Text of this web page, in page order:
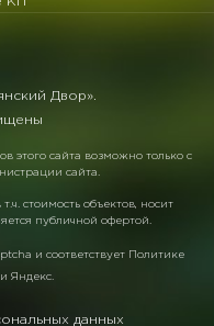
Двор».
этого сайта возможно только с
сайта.
стоимость объектов, носит
публичной офертой.
и соответствует Политике
Яндекс.
данных